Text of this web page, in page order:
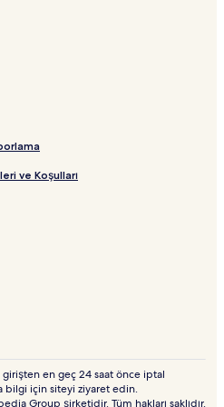
ve Koşulları
girişten en geç 24 saat önce iptal
bilgi için siteyi ziyaret edin.
Group şirketidir. Tüm hakları saklıdır.